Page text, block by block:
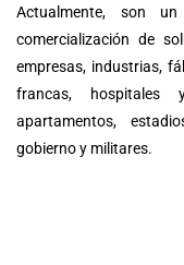
Actualmente, son
comercialización de
empresas, industrias,
francas, hospitales
apartamentos,
gobierno y militares.